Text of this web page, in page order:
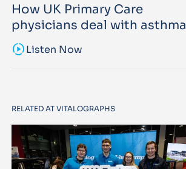
How UK Primary Care
physicians deal with asthma
sound_samplerListen Now
RELATED AT VITALOGRAPHS